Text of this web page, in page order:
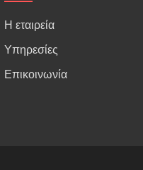
Η εταιρεία
Υπηρεσίες
Επικοινωνία